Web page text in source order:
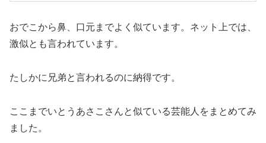
おでこから鼻、口元までよく似ています。ネット上では、
激似とも言われています。
たしかに兄弟と言われるのに納得です。
ここまでいとうあさこさんと似ている芸能人をまとめてみ
ました。